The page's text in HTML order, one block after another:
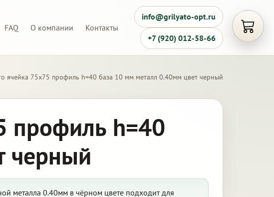
FAQ О компании Контакты
info@grilyato-opt.ru
+7 (920) 012-58-66
ячейка 75х75 профиль h=40 база 10 мм металл 0.40мм цвет черный
профиль h=40
черный
металла 0.40мм в чёрном цвете подходит для
Открыть